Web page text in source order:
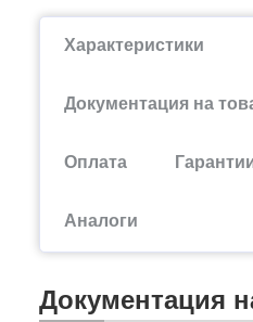
Характеристики
Документация на
Оплата
Аналоги
Документация